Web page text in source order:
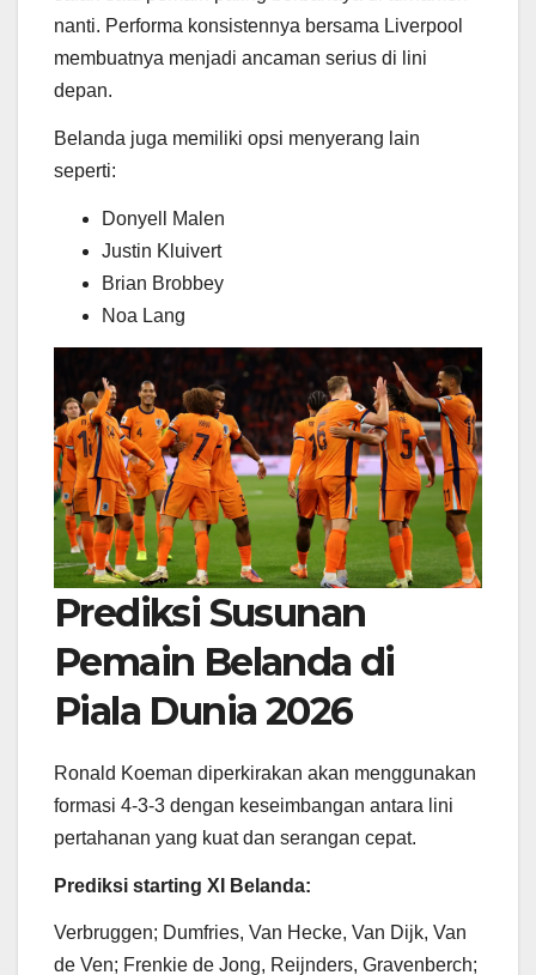
nanti. Performa konsistennya bersama Liverpool
membuatnya menjadi ancaman serius di lini
depan.
Belanda juga memiliki opsi menyerang lain
seperti:
Donyell Malen
Justin Kluivert
Brian Brobbey
Noa Lang
Prediksi Susunan
Pemain Belanda di
Piala Dunia 2026
Ronald Koeman diperkirakan akan menggunakan
formasi 4-3-3 dengan keseimbangan antara lini
pertahanan yang kuat dan serangan cepat.
Prediksi starting XI Belanda:
Verbruggen; Dumfries, Van Hecke, Van Dijk, Van
de Ven; Frenkie de Jong, Reijnders, Gravenberch;